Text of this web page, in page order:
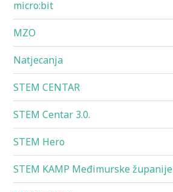
micro:bit
MZO
Natjecanja
STEM CENTAR
STEM Centar 3.0.
STEM Hero
STEM KAMP Međimurske županije